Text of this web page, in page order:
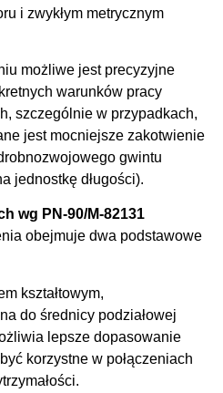
i zwykłym metrycznym
możliwe jest precyzyjne
warunków pracy
szczególnie w przypadkach,
jest mocniejsze zakotwienie
gwintu
jednostkę długości).
wg PN-90/M-82131
obejmuje dwa podstawowe
kształtowym,
do średnicy podziałowej
lepsze dopasowanie
korzystne w połączeniach